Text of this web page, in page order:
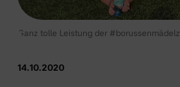
Ganz tolle Leistung der #borussenmädelz
14.10.2020